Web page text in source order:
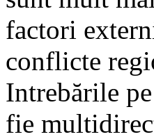
factori
conflicte
Intrebările
fie